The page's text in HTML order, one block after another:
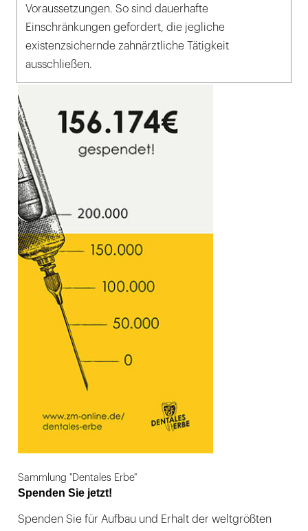
Voraussetzungen. So sind dauerhafte
Einschränkungen gefordert, die jegliche
existenzsichernde zahnärztliche Tätigkeit
ausschließen.
Sammlung "Dentales Erbe"
Spenden Sie jetzt!
Spenden Sie für Aufbau und Erhalt der weltgrößten